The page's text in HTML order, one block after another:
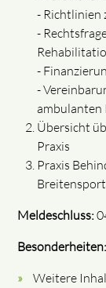
- Richtlinien
-
-
-
Übersicht
Praxis
Praxis
Meldeschluss:
Besonderheiten:
Weitere